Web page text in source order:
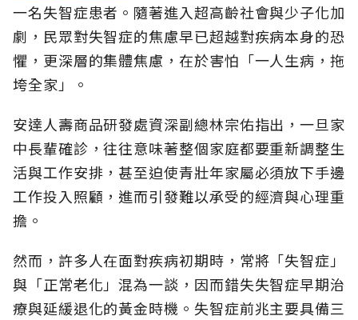
一名失智症患者。隨著進入超高齡社會與少子化加
劇，民眾對失智症的焦慮早已超越對疾病本身的恐
懼，更深層的集體焦慮，在於害怕「一人生病，拖
垮全家」。
安達人壽商品研發處資深副總林宗佑指出，一旦家
中長輩確診，往往意味著整個家庭都要重新調整生
活與工作安排，甚至迫使青壯年家屬必須放下手邊
工作投入照顧，進而引發難以承受的經濟與心理重
擔。
然而，許多人在面對疾病初期時，常將「失智症」
與「正常老化」混為一談，因而錯失失智症早期治
療與延緩退化的黃金時機。失智症前兆主要具備三